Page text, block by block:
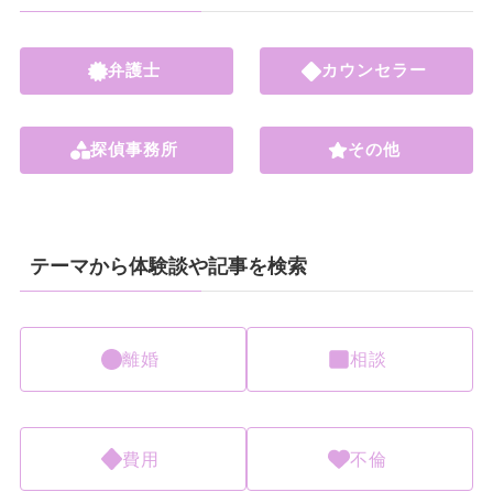
弁護士
探偵事務所
カウンセラー
その他
テーマから体験談や記事を検索
離婚 相談
費用 不倫